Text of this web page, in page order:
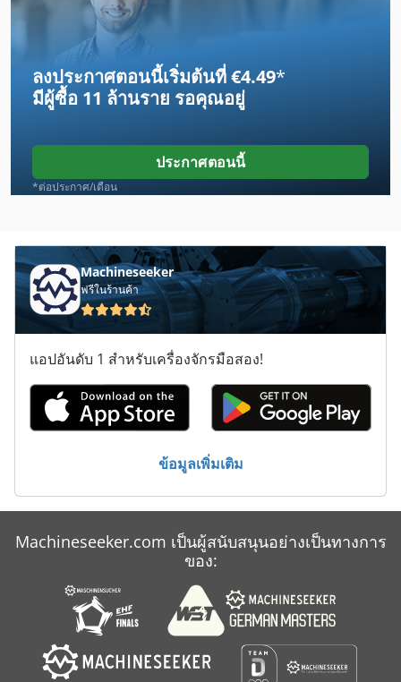
ลงประกาศตอนนี้เริ่มต้นที่ €4.49*
มีผู้ซื้อ 11 ล้านราย รอคุณอยู่
ประกาศตอนนี้
*ต่อประกาศ/เดือน
Machineseeker
ฟรีในร้านค้า
แอปอันดับ 1 สำหรับเครื่องจักรมือสอง!
ข้อมูลเพิ่มเติม
Machineseeker.com เป็นผู้สนับสนุนอย่างเป็นทางการ
ของ: